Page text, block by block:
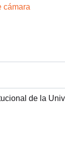
cámara
de la